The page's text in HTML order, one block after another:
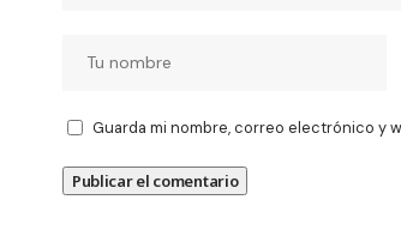
Guarda mi nombre, correo electrónico y